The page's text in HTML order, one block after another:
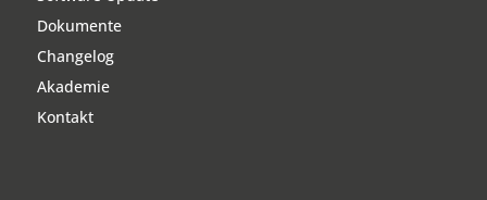
Dokumente
Changelog
Akademie
Kontakt